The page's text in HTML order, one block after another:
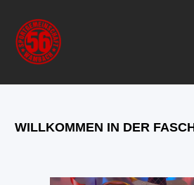
WILLKOMMEN IN DER